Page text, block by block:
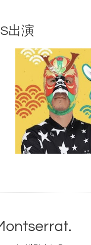
出演